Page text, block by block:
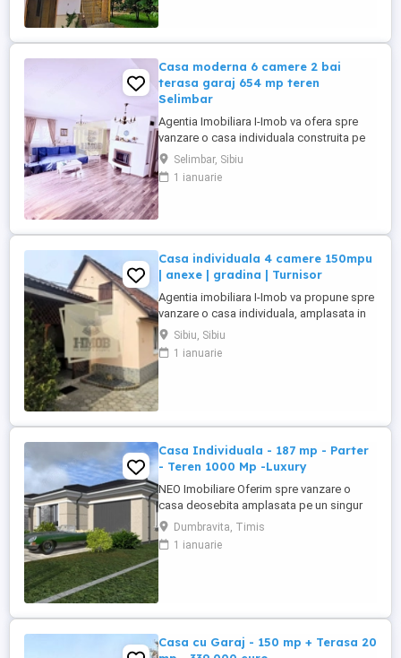
Casa moderna 6 camere 2 bai
terasa garaj 654 mp teren
Selimbar
Agentia Imobiliara I-Imob va ofera spre
vanzare o casa individuala construita pe
un teren de 654 mp cu deschidere de 19
ml. la 2 strazi pavate si dotate cu iluminat
stradal, formata din 6 camere cu 2 bai,
Selimbar, zona ...
Selimbar, Sibiu
1 ianuarie
Casa individuala 4 camere 150mpu
| anexe | gradina | Turnisor
Agentia imobiliara I-Imob va propune spre
vanzare o casa individuala, amplasata in
cartierul Turnisor, intr-o zona linistita de
case, ideala pentru locuit sau investitie.
Proprietatea dispune de o suprafata utila
Sibiu, Sibiu
1 ianuarie
Casa Individuala - 187 mp - Parter
- Teren 1000 Mp -Luxury
NEO Imobiliare Oferim spre vanzare o
casa deosebita amplasata pe un singur
nivel, cu incaperi inalte de pana la 3 m.
Astfel ofera spatiu, lumina si senzatie
clara de confort superior. Casa are o
Dumbravita, Timis
1 ianuarie
Casa cu Garaj - 150 mp + Terasa 20